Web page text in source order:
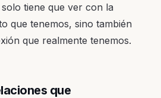
tiene que ver con la
que tenemos, sino también
que realmente tenemos.
que